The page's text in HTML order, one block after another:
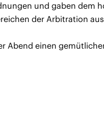
und gaben dem
der Arbitration
Abend einen